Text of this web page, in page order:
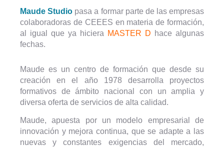
Maude Studio pasa a formar parte de las empresas
colaboradoras de CEEES en materia de formación,
al igual que ya hiciera MASTER D hace algunas
fechas.
Maude es un centro de formación que desde su
creación en el año 1978 desarrolla proyectos
formativos de ámbito nacional con un amplia y
diversa oferta de servicios de alta calidad.
Maude, apuesta por un modelo empresarial de
innovación y mejora continua, que se adapte a las
nuevas y constantes exigencias del mercado,